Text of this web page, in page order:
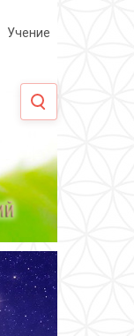
Учение